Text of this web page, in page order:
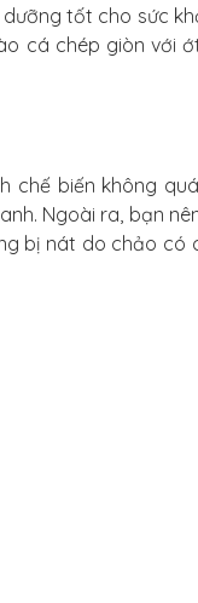
tốt cho sức
cá chép giòn với
chế biến không
Ngoài ra, bạn
bị nát do chảo có